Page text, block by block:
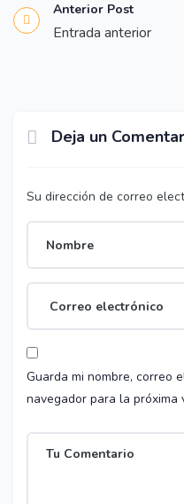
Anterior Post
Entrada anterior
Deja un
Su dirección de correo
Guarda mi nombre, correo
navegador para la próxima